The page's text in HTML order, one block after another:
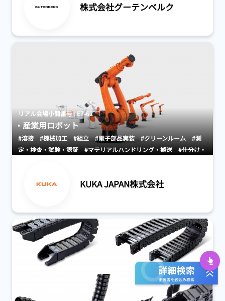
株式会社グーテンベルク
リアル会場小間番号 : E7-62
産業用ロボット
#溶接 #機械加工 #組立 #電子部品実装 #クリーンルーム
#測
定・検査・試験・認証
#マテリアルハンドリング・搬送
#仕分け・
#ビジョンシステム #農林水産業・スマート農業・食品産業
KUKA JAPAN株式会社